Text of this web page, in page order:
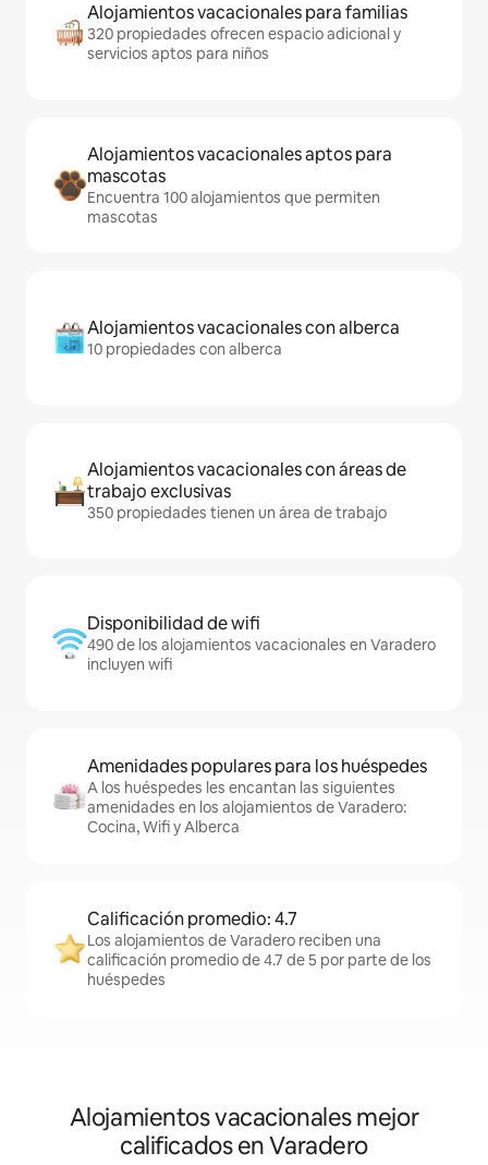
Alojamientos vacacionales para familias
320 propiedades ofrecen espacio adicional y
servicios aptos para niños
Alojamientos vacacionales aptos para
mascotas
Encuentra 100 alojamientos que permiten
mascotas
Alojamientos vacacionales con alberca
10 propiedades con alberca
Alojamientos vacacionales con áreas de
trabajo exclusivas
350 propiedades tienen un área de trabajo
Disponibilidad de wifi
490 de los alojamientos vacacionales en Varadero
incluyen wifi
Amenidades populares para los huéspedes
A los huéspedes les encantan las siguientes
amenidades en los alojamientos de Varadero:
Cocina, Wifi y Alberca
Calificación promedio: 4.7
Los alojamientos de Varadero reciben una
calificación promedio de 4.7 de 5 por parte de los
huéspedes
Alojamientos vacacionales mejor
calificados en Varadero